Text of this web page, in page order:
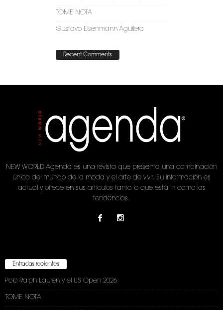
TOME NOTA
Gustavo Eisenmann Aguilera
Recent Comments
NEW WORLD Agenda es una revista que presenta una combinación
única del mundo de la moda y el arte de vivir. Su información es
actual y ofrece en sus artículos tanto lo que está in como las
tendencias.
Entradas recientes
Polo Ralph Lauren y el US Open 2026
TOME NOTA